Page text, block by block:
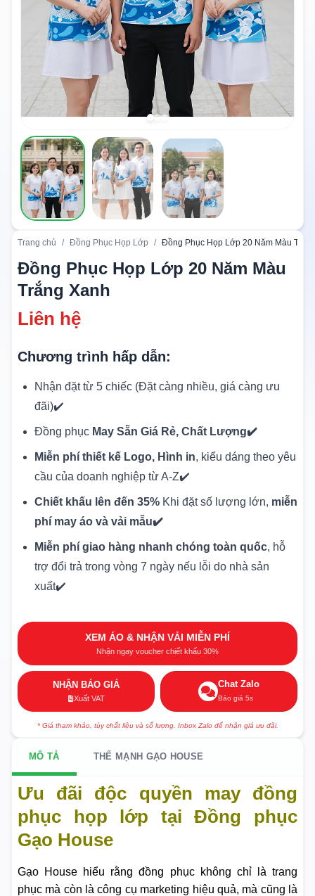
Trang chủ / Đồng Phục Họp Lớp / Đồng Phục Họp Lớp 20 Năm Màu
Đồng Phục Họp Lớp 20 Năm Màu
Trắng Xanh
Liên hệ
Chương trình hấp dẫn:
Nhận đặt từ 5 chiếc (Đặt càng nhiều, giá càng ưu
đãi)✔️
Đồng phục May Sẵn Giá Rẻ, Chất Lượng✔️
Miễn phí thiết kế Logo, Hình in, kiểu dáng theo yêu
cầu của doanh nghiệp từ A-Z✔️
Chiết khấu lên đến 35% Khi đặt số lượng lớn, miễn
phí may áo và vải mẫu✔️
Miễn phí giao hàng nhanh chóng toàn quốc, hỗ
trợ đổi trả trong vòng 7 ngày nếu lỗi do nhà sản
xuất✔️
XEM ÁO & NHẬN VẢI MIỄN PHÍ
Nhận ngay voucher chiết khấu 30%
NHẬN BÁO GIÁ
Xuất VAT
Chat Zalo
Báo giá 5s
* Giá tham khảo, tùy chất liệu và số lượng. Inbox Zalo để nhận giá ưu đãi.
MÔ TẢ THẾ MẠNH GẠO HOUSE
Ưu đãi độc quyền may đồng
phục họp lớp tại Đồng phục
Gạo House
Gạo House hiểu rằng đồng phục không chỉ là trang
phục mà còn là công cụ marketing hiệu quả, mà cũng là